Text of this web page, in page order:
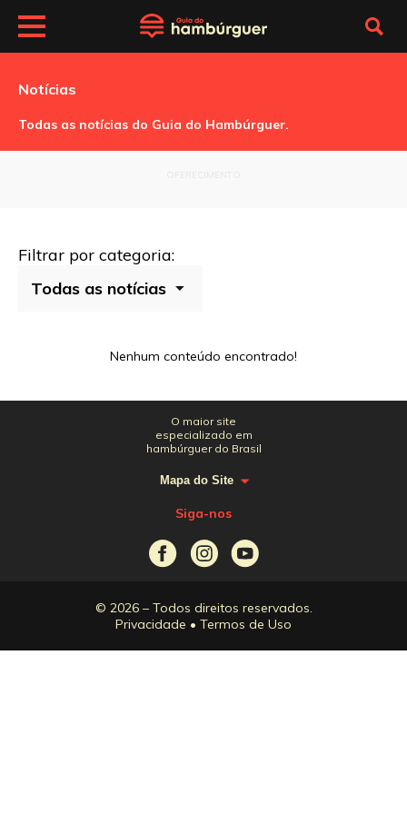
Notícias
Todas as notícias do Guia do Hambúrguer.
Filtrar por categoria:
Nenhum conteúdo encontrado!
O maior site
especializado em
hambúrguer do Brasil
Mapa do Site
Siga-nos
© 2026 – Todos direitos reservados.
Privacidade • Termos de Uso